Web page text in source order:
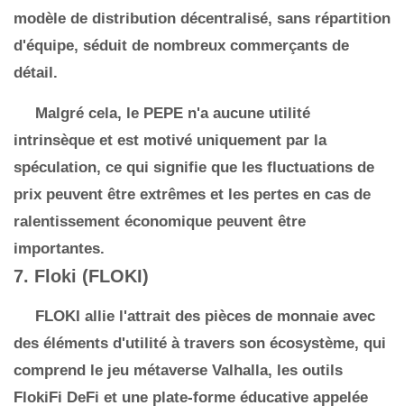
modèle de distribution décentralisé, sans répartition
d'équipe, séduit de nombreux commerçants de
détail.
Malgré cela, le PEPE n'a aucune utilité
intrinsèque et est motivé uniquement par la
spéculation, ce qui signifie que les fluctuations de
prix peuvent être extrêmes et les pertes en cas de
ralentissement économique peuvent être
importantes.
7. Floki (FLOKI)
FLOKI allie l'attrait des pièces de monnaie avec
des éléments d'utilité à travers son écosystème, qui
comprend le jeu métaverse Valhalla, les outils
FlokiFi DeFi et une plate-forme éducative appelée